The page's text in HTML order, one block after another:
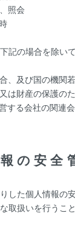
照会
記の場合を除い
、及び国の機関
は財産の保護の
する会社の関連
の安全
した個人情報の
取扱いを行うこ